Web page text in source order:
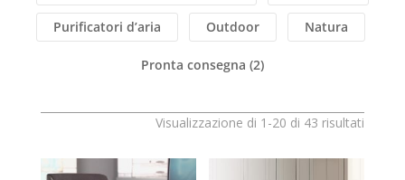
Purificatori d’aria Outdoor Natura
Pronta consegna (2)
Visualizzazione di 1-20 di 43 risultati